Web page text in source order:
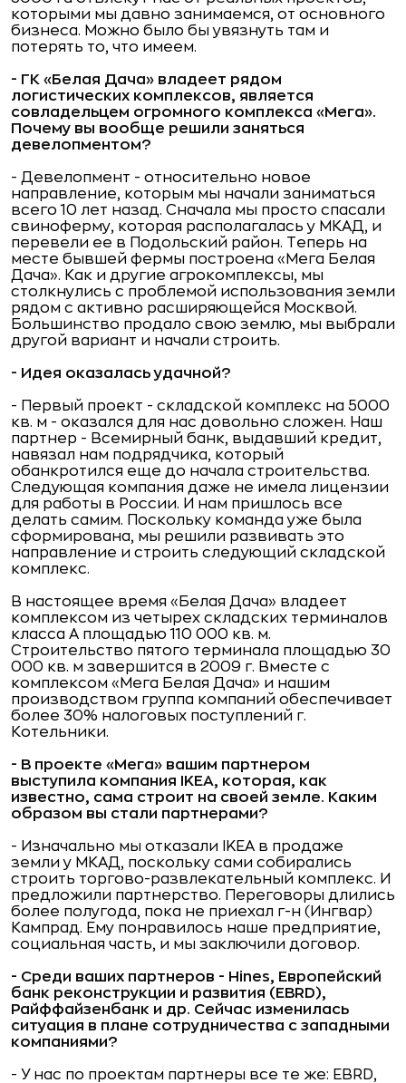
которыми мы давно занимаемся, от основного
бизнеса. Можно было бы увязнуть там и
потерять то, что имеем.
- ГК «Белая Дача» владеет рядом
логистических комплексов, является
совладельцем огромного комплекса «Мега».
Почему вы вообще решили заняться
девелопментом?
- Девелопмент - относительно новое
направление, которым мы начали заниматься
всего 10 лет назад. Сначала мы просто спасали
свиноферму, которая располагалась у МКАД, и
перевели ее в Подольский район. Теперь на
месте бывшей фермы построена «Мега Белая
Дача». Как и другие агрокомплексы, мы
столкнулись с проблемой использования земли
рядом с активно расширяющейся Москвой.
Большинство продало свою землю, мы выбрали
другой вариант и начали строить.
- Идея оказалась удачной?
- Первый проект - складской комплекс на 5000
кв. м - оказался для нас довольно сложен. Наш
партнер - Всемирный банк, выдавший кредит,
навязал нам подрядчика, который
обанкротился еще до начала строительства.
Следующая компания даже не имела лицензии
для работы в России. И нам пришлось все
делать самим. Поскольку команда уже была
сформирована, мы решили развивать это
направление и строить следующий складской
комплекс.
В настоящее время «Белая Дача» владеет
комплексом из четырех складских терминалов
класса А площадью 110 000 кв. м.
Строительство пятого терминала площадью 30
000 кв. м завершится в 2009 г. Вместе с
комплексом «Мега Белая Дача» и нашим
производством группа компаний обеспечивает
более 30% налоговых поступлений г.
Котельники.
- В проекте «Мега» вашим партнером
выступила компания IKEA, которая, как
известно, сама строит на своей земле. Каким
образом вы стали партнерами?
- Изначально мы отказали IKEA в продаже
земли у МКАД, поскольку сами собирались
строить торгово-развлекательный комплекс. И
предложили партнерство. Переговоры длились
более полугода, пока не приехал г-н (Ингвар)
Кампрад. Ему понравилось наше предприятие,
социальная часть, и мы заключили договор.
- Среди ваших партнеров - Hines, Европейский
банк реконструкции и развития (EBRD),
Райффайзенбанк и др. Сейчас изменилась
ситуация в плане сотрудничества с западными
компаниями?
- У нас по проектам партнеры все те же: EBRD,